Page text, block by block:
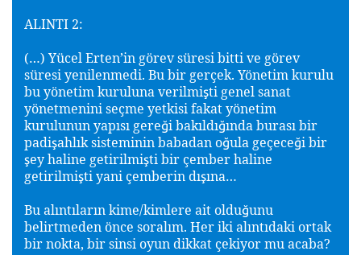
ALINTI 2:
(…) Yücel Erten’in görev süresi bitti ve görev
süresi yenilenmedi. Bu bir gerçek. Yönetim kurulu
bu yönetim kuruluna verilmişti genel sanat
yönetmenini seçme yetkisi fakat yönetim
kurulunun yapısı gereği bakıldığında burası bir
padişahlık sisteminin babadan oğula geçeceği bir
şey haline getirilmişti bir çember haline
getirilmişti yani çemberin dışına…
Bu alıntıların kime/kimlere ait olduğunu
belirtmeden önce soralım. Her iki alıntıdaki ortak
bir nokta, bir sinsi oyun dikkat çekiyor mu acaba?